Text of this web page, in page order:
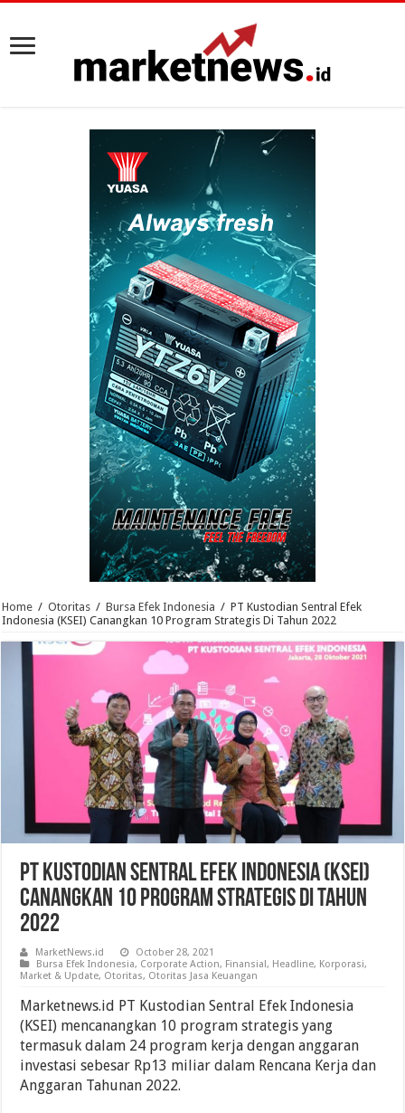
Home / Otoritas / Bursa Efek Indonesia / PT Kustodian Sentral Efek
Indonesia (KSEI) Canangkan 10 Program Strategis Di Tahun 2022
PT Kustodian Sentral Efek Indonesia (KSEI)
Canangkan 10 Program Strategis Di Tahun
2022
MarketNews.id
October 28, 2021
Bursa Efek Indonesia, Corporate Action, Finansial, Headline, Korporasi,
Market & Update, Otoritas, Otoritas Jasa Keuangan
Marketnews.id PT Kustodian Sentral Efek Indonesia
(KSEI) mencanangkan 10 program strategis yang
termasuk dalam 24 program kerja dengan anggaran
investasi sebesar Rp13 miliar dalam Rencana Kerja dan
Anggaran Tahunan 2022.